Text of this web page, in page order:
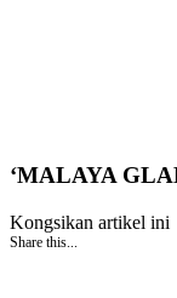
‘MALAYA
Kongsikan artikel ini
Share this...